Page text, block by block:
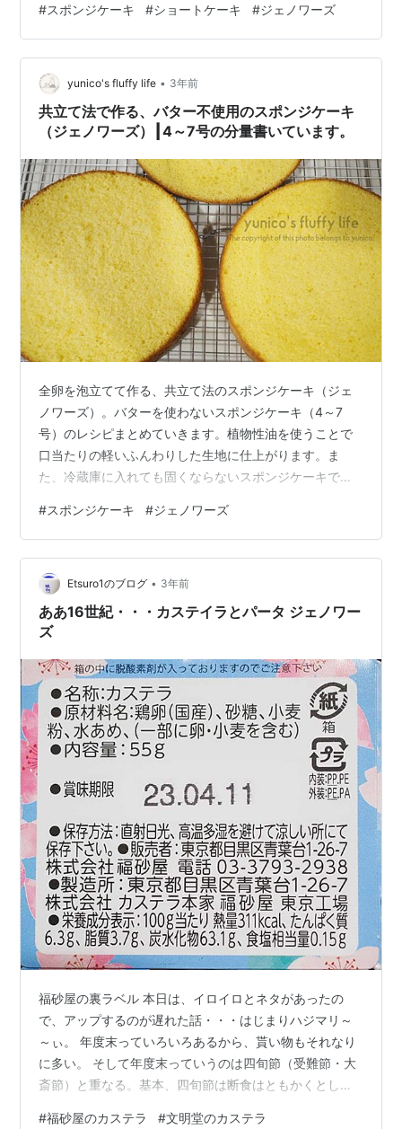
バター 30g 15cmの丸型使用の場合 卵 2個 グラニュー糖
60g 薄力粉（小麦粉） 50g バニラエッセンス 少々 無塩
バター 20g 写真の材料は15cmの丸型の分量です。 使う
道具 15cmのケーキ型 更紙又はクッキングシート 泡立て
器 ハンドミキサー ゴムベラ ボ…
#スポンジケーキ #ショートケーキ #ジェノワーズ
yunico's fluffy life • 3年前
共立て法で作る、バター不使用のスポンジケーキ
（ジェノワーズ）┃4～7号の分量書いています。
全卵を泡立てて作る、共立て法のスポンジケーキ（ジェ
ノワーズ）。バターを使わないスポンジケーキ（4～7
号）のレシピまとめていきます。植物性油を使うことで
口当たりの軽いふんわりした生地に仕上がります。ま
た、冷蔵庫に入れても固くならないスポンジケーキで
談なんだけど 「○号って何cmのケーキなの？」ってパッ
と分からない時あるんだよね。直径でサイズ表記してく
れたらいいのに。yunicoそんな時は号数×3をしてみて。
その数字が直径のcmになるよ。 材料 4号 5号 6号 7号 卵
1個 2個 3個 4個 薄力粉 30g 60g 80g 100g…
#スポンジケーキ #ジェノワーズ
Etsuro1のブログ • 3年前
ああ16世紀・・・カステイラとパータ ジェノワー
ズ
福砂屋の裏ラベル 本日は、イロイロとネタがあったの
で、アップするのが遅れた話・・・はじまりハジマリ～
～ぃ。 年度末っていろいろあるから、貰い物もそれなり
に多い。 そして年度末っていうのは四旬節（受難節・大
斎節）と重なる。基本、四旬節は断食はともかくとして
#福砂屋のカステラ #文明堂のカステラ